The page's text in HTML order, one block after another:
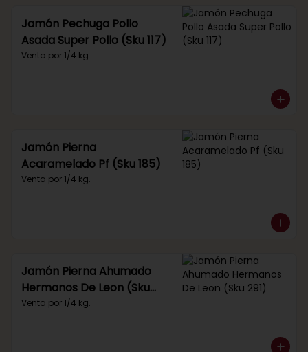
Jamón Pechuga Pollo
Asada Super Pollo (Sku 117)
Venta por 1/4 kg.
Jamón Pierna
Acaramelado Pf (Sku 185)
Venta por 1/4 kg.
Jamón Pierna Ahumado
Hermanos De Leon (Sku
291)
Venta por 1/4 kg.